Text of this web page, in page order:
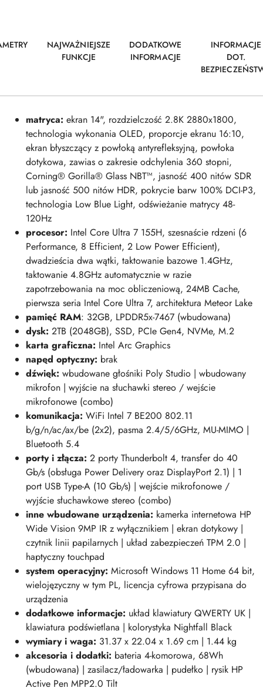
NAJWAŻNIEJSZE
FUNKCJE
DODATKOWE
INFORMACJE
INFORMACJE
DOT.
matryca: ekran 14", rozdzielczość 2.8K 2880x1800,
technologia wykonania OLED, proporcje ekranu 16:10,
ekran błyszczący z powłoką antyrefleksyjną, powłoka
dotykowa, zawias o zakresie odchylenia 360 stopni,
Corning® Gorilla® Glass NBT™, jasność 400 nitów SDR
lub jasność 500 nitów HDR, pokrycie barw 100% DCI-P3,
technologia Low Blue Light, odświeżanie matrycy 48-
120Hz
procesor: Intel Core Ultra 7 155H, szesnaście rdzeni (6
Performance, 8 Efficient, 2 Low Power Efficient),
dwadzieścia dwa wątki, taktowanie bazowe 1.4GHz,
taktowanie 4.8GHz automatycznie w razie
zapotrzebowania na moc obliczeniową, 24MB Cache,
pierwsza seria Intel Core Ultra 7, architektura Meteor Lake
pamięć RAM: 32GB, LPDDR5x-7467 (wbudowana)
dysk: 2TB (2048GB), SSD, PCIe Gen4, NVMe, M.2
karta graficzna: Intel Arc Graphics
napęd optyczny: brak
dźwięk: wbudowane głośniki Poly Studio | wbudowany
mikrofon | wyjście na słuchawki stereo / wejście
mikrofonowe (combo)
komunikacja: WiFi Intel 7 BE200 802.11
b/g/n/ac/ax/be (2x2), pasma 2.4/5/6GHz, MU-MIMO |
Bluetooth 5.4
porty i złącza: 2 porty Thunderbolt 4, transfer do 40
Gb/s (obsługa Power Delivery oraz DisplayPort 2.1) | 1
port USB Type-A (10 Gb/s) | wejście mikrofonowe /
wyjście słuchawkowe stereo (combo)
inne wbudowane urządzenia: kamerka internetowa HP
Wide Vision 9MP IR z wyłącznikiem | ekran dotykowy |
czytnik linii papilarnych | układ zabezpieczeń TPM 2.0 |
haptyczny touchpad
system operacyjny: Microsoft Windows 11 Home 64 bit,
wielojęzyczny w tym PL, licencja cyfrowa przypisana do
urządzenia
dodatkowe informacje: układ klawiatury QWERTY UK |
klawiatura podświetlana | kolorystyka Nightfall Black
wymiary i waga: 31.37 x 22.04 x 1.69 cm | 1.44 kg
akcesoria i dodatki: bateria 4-komorowa, 68Wh
(wbudowana) | zasilacz/ładowarka | pudełko | rysik HP
Active Pen MPP2.0 Tilt